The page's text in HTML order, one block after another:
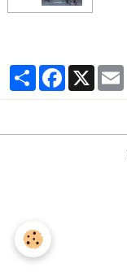
PartagerFacebook
X